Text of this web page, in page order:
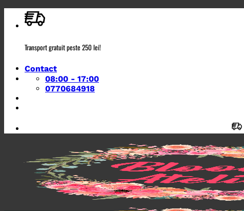
Transport gratuit peste 250 lei!
Contact
08:00 - 17:00
0770684918